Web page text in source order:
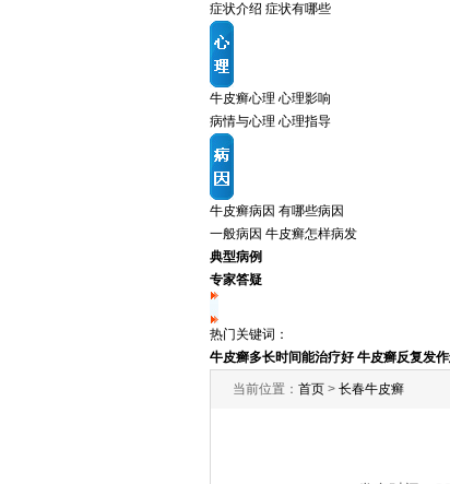
症状介绍 症状有哪些
牛皮癣心理 心理影响
病情与心理 心理指导
牛皮癣病因 有哪些病因
一般病因 牛皮癣怎样病发
典型病例
专家答疑
热门关键词：
牛皮癣多长时间能治疗好 牛皮癣反复发
当前位置： 首页 > 长春牛皮癣